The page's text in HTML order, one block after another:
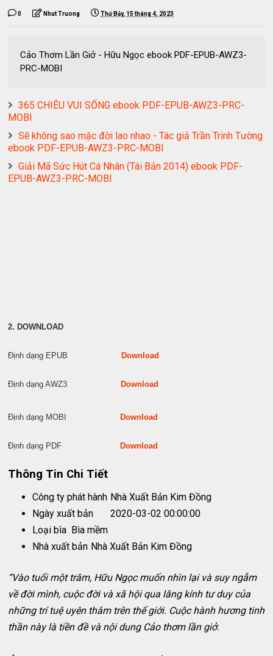
0 Nhut Truong Thứ Bảy, 15 tháng 4, 2023
Cảo Thơm Lần Giở - Hữu Ngọc ebook PDF-EPUB-AWZ3-
PRC-MOBI
365 CHIÊU VUI SỐNG ebook PDF-EPUB-AWZ3-PRC-
MOBI
Sẽ không sao mặc đời lao nhao - Tác giả Trần Trinh Tường
ebook PDF-EPUB-AWZ3-PRC-MOBI
Giải Mã Sức Hút Cá Nhân (Tái Bản 2014) ebook PDF-
EPUB-AWZ3-PRC-MOBI
2. DOWNLOAD
Định dạng EPUB Download
Định dạng AWZ3 Download
Định dạng MOBI Download
Định dạng PDF Download
Thông Tin Chi Tiết
Công ty phát hành Nhà Xuất Bản Kim Đồng
Ngày xuất bản
2020-03-02 00:00:00
Loại bìa Bìa mềm
Nhà xuất bản Nhà Xuất Bản Kim Đồng
“Vào tuổi một trăm, Hữu Ngọc muốn nhìn lại và suy ngẫm
về đời mình, cuộc đời và xã hội qua lăng kính tư duy của
những trí tuệ uyên thâm trên thế giới. Cuộc hành hương tinh
thần này là tiền đề và nội dung Cảo thơm lần giở.